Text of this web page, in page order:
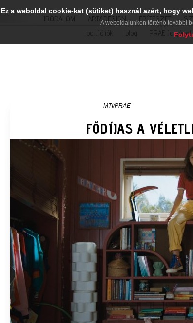
IRODALOM ART&DESIGN ÉPÍTÉSZET
portfóliók
PRAE folyóirat
MTI/PRAE
FŐDÍJAS A
Ez a weboldal cookie-kat (sütiket) használ azért, hogy
A weboldalunkon történő további